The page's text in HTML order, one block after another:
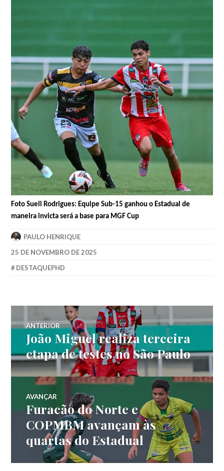
Foto Sueli Rodrigues: Equipe Sub-15 ganhou o Estadual de
maneira invicta será a base para MGF Cup
PAULO HENRIQUE
25 DE NOVEMBRO DE 2025
DESTAQUEPHD
ANTERIOR
João Miguel realiza terceira
etapa de testes no São Paulo
AVANÇAR
Furacão do Norte e
COPMBM avançam às
quartas do Estadual